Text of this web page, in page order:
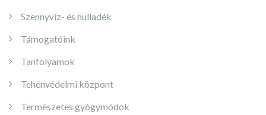
Szennyvíz- és hulladék
Támogatóink
Tanfolyamok
Tehénvédelmi központ
Természetes gyógymódok